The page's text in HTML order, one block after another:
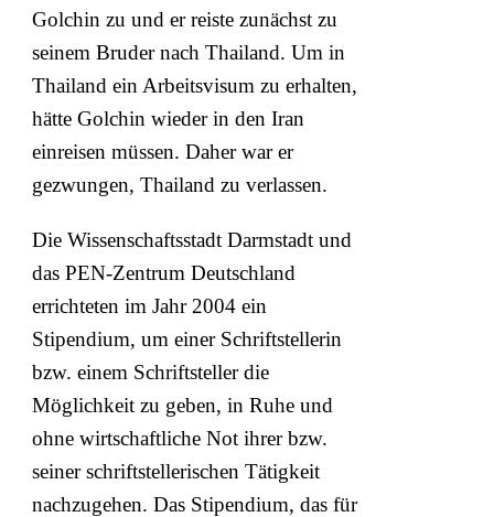
Golchin zu und er reiste zunächst zu
seinem Bruder nach Thailand. Um in
Thailand ein Arbeitsvisum zu erhalten,
hätte Golchin wieder in den Iran
einreisen müssen. Daher war er
gezwungen, Thailand zu verlassen.
Die Wissenschaftsstadt Darmstadt und
das PEN-Zentrum Deutschland
errichteten im Jahr 2004 ein
Stipendium, um einer Schriftstellerin
bzw. einem Schriftsteller die
Möglichkeit zu geben, in Ruhe und
ohne wirtschaftliche Not ihrer bzw.
seiner schriftstellerischen Tätigkeit
nachzugehen. Das Stipendium, das für